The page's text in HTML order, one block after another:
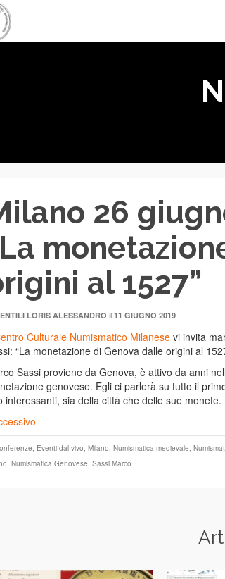
26
al 1527”
LORIS ALESSANDRO il 11 GIUGNO 2019
Culturale Numismatico Milanese vi invita
“La monetazione di Genova dalle origini al
Sassi proviene da Genova, è attivo da anni
genovese. Egli ci parlerà su tutto il
interessanti, sia della città che delle sue monete.
, Eventi dal vivo, Milano, Numismatica medievale,
, Numismatica Genovese, Sassi Marco